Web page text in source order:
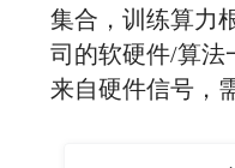
集合，训练算力
司的软硬件/算法
来自硬件信号，